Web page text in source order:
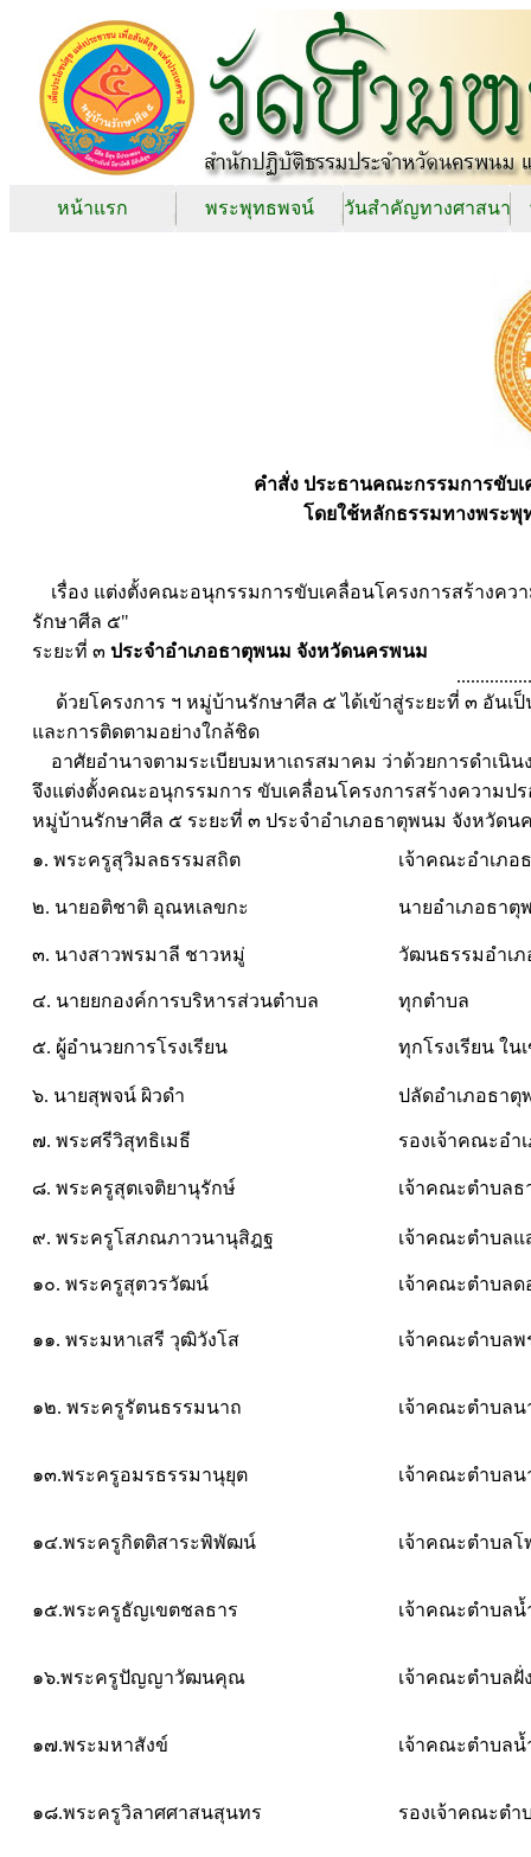
หน้าแรก พระพุทธพจน์ วันสำคัญทางศาสนา
คำสั่ง ประธานคณะกรรมการขับ
โดยใช้หลักธรรมทางพระ
เรื่อง แต่งตั้งคณะอนุกรรมการขับเคลื่อนโครงการสร้างค
รักษาศีล ๕"
ระยะที่ ๓ ประจำอำเภอธาตุพนม จังหวัดนครพนม
ด้วยโครงการ ฯ หมู่บ้านรักษาศีล ๕ ได้เข้าสู่ระยะที่ ๓ อันเ
และการติดตามอย่างใกล้ชิด
อาศัยอำนาจตามระเบียบมหาเถรสมาคม ว่าด้วยการดำเ
จึงแต่งตั้งคณะอนุกรรมการ ขับเคลื่อนโครงการสร้างความ
หมู่บ้านรักษาศีล ๕ ระยะที่ ๓ ประจำอำเภอธาตุพนม จังหวัดน
๑. พระครูสุวิมลธรรมสถิต
เจ้าคณะอำเภอ
๒. นายอติชาติ อุณหเลขกะ นายอำเภอธาตุ
๓. นางสาวพรมาลี ชาวหมู่ วัฒนธรรมอำเ
๔. นายยกองค์การบริหารส่วนตำบล ทุกตำบล
๕. ผู้อำนวยการโรงเรียน ทุกโรงเรียน ใน
๖. นายสุพจน์ ผิวดำ ปลัดอำเภอธาตุ
๗. พระศรีวิสุทธิเมธี รองเจ้าคณะอำ
๘. พระครูสุตเจติยานุรักษ์ เจ้าคณะตำบล
๙. พระครูโสภณภาวนานุสิฎฐ เจ้าคณะตำบล
๑๐. พระครูสุตวรวัฒน์ เจ้าคณะตำบลด
๑๑. พระมหาเสรี วุฒิวังโส เจ้าคณะตำบลพ
๑๒. พระครูรัตนธรรมนาถ เจ้าคณะตำบล
๑๓.พระครูอมรธรรมานุยุต เจ้าคณะตำบล
๑๔.พระครูกิตติสาระพิพัฒน์ เจ้าคณะตำบลโ
๑๕.พระครูธัญเขตชลธาร เจ้าคณะตำบลน้
๑๖.พระครูปัญญาวัฒนคุณ เจ้าคณะตำบลฝั่
๑๗.พระมหาสังข์ เจ้าคณะตำบลน้
๑๘.พระครูวิลาศศาสนสุนทร รองเจ้าคณะต